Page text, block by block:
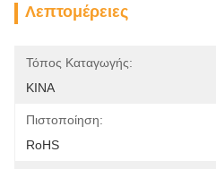
Λεπτομέρειες
Τόπος Καταγωγής:
ΚΙΝΑ
Πιστοποίηση:
RoHS